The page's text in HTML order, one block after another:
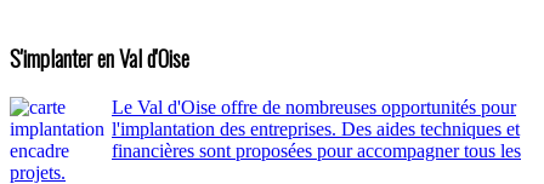
S'implanter en Val d'Oise
Le Val d'Oise offre de nombreuses opportunités pour
l'implantation des entreprises. Des aides techniques et
financières sont proposées pour accompagner tous les
projets.